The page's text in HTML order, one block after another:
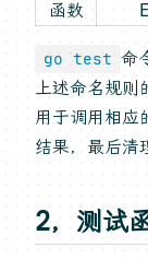
函数
go test 命
上述命名规
用于调用相应
结果，最后清
2，测试